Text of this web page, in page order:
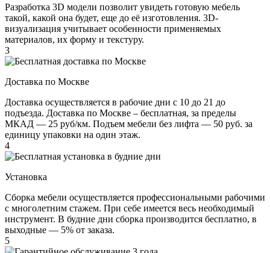
Разработка 3D модели позволит увидеть готовую мебель
такой, какой она будет, еще до её изготовления. 3D-
визуализация учитывает особенности применяемых
материалов, их форму и текстуру.
3
Доставка по Москве
Доставка осуществляется в рабочие дни с 10 до 21 до
подъезда. Доставка по Москве – бесплатная, за пределы
МКАД — 25 руб/км. Подъем мебели без лифта — 50 руб. за
единицу упаковки на один этаж.
4
Установка
Сборка мебели осуществляется профессиональными рабочими
с многолетним стажем. При себе имеется весь необходимый
инструмент. В будние дни сборка производится бесплатно, в
выходные — 5% от заказа.
5